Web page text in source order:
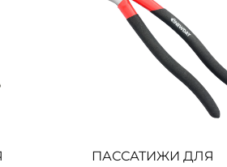
ПАССАТИЖИ ДЛЯ